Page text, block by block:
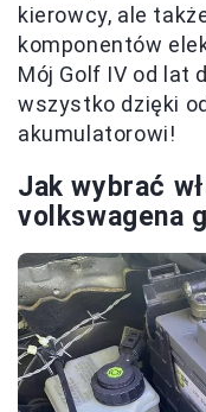
kierowcy, ale
komponentów
Mój Golf IV od lat
wszystko dzięki
akumulatorowi!
Jak wybrać
volkswagena